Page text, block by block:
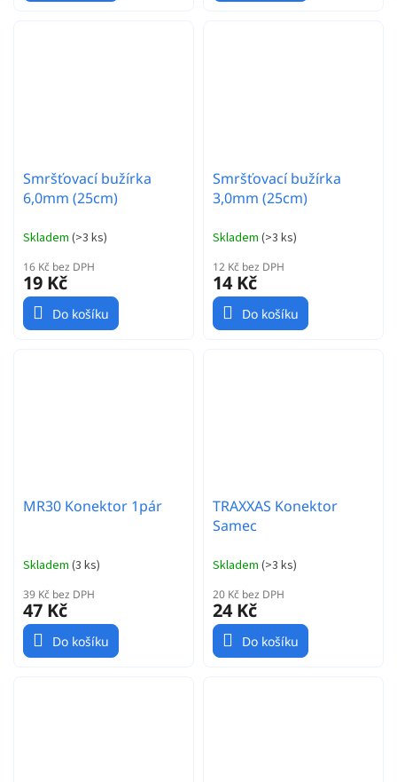
Smršťovací bužírka
6,0mm (25cm)
Skladem (>3 ks)
16 Kč bez DPH
19 Kč
Do košíku
Smršťovací bužírka
3,0mm (25cm)
Skladem (>3 ks)
12 Kč bez DPH
14 Kč
Do košíku
MR30 Konektor 1pár
Skladem (3 ks)
39 Kč bez DPH
47 Kč
Do košíku
TRAXXAS Konektor
Samec
Skladem (>3 ks)
20 Kč bez DPH
24 Kč
Do košíku